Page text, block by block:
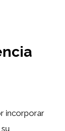
incorporar